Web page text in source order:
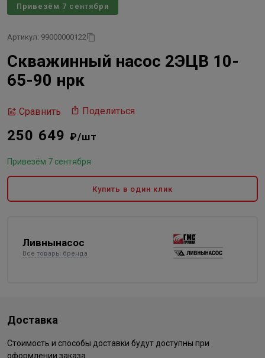
Привезём 7 сентября
Артикул: 99000000122
Скважинный насос 2ЭЦВ 10-
65-90 нрк
Сравнить Поделиться
250 649 ₽/шт
Привезём 7 сентября
Купить в один клик
Ливнынасос
Все товары бренда
Доставка
Стоимость и способы доставки будут доступны при
оформлении заказа.